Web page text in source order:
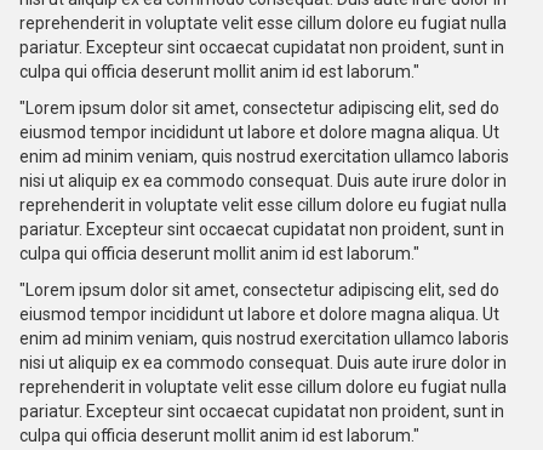
reprehenderit in voluptate velit esse cillum dolore eu fugiat nulla
pariatur. Excepteur sint occaecat cupidatat non proident, sunt in
culpa qui officia deserunt mollit anim id est laborum."
"Lorem ipsum dolor sit amet, consectetur adipiscing elit, sed do
eiusmod tempor incididunt ut labore et dolore magna aliqua. Ut
enim ad minim veniam, quis nostrud exercitation ullamco laboris
nisi ut aliquip ex ea commodo consequat. Duis aute irure dolor in
reprehenderit in voluptate velit esse cillum dolore eu fugiat nulla
pariatur. Excepteur sint occaecat cupidatat non proident, sunt in
culpa qui officia deserunt mollit anim id est laborum."
"Lorem ipsum dolor sit amet, consectetur adipiscing elit, sed do
eiusmod tempor incididunt ut labore et dolore magna aliqua. Ut
enim ad minim veniam, quis nostrud exercitation ullamco laboris
nisi ut aliquip ex ea commodo consequat. Duis aute irure dolor in
reprehenderit in voluptate velit esse cillum dolore eu fugiat nulla
pariatur. Excepteur sint occaecat cupidatat non proident, sunt in
culpa qui officia deserunt mollit anim id est laborum."